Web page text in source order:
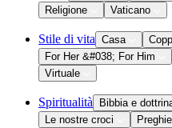
Religione
Vaticano
Stile di vita Casa
For Her &#038; For Him
Virtuale
Spiritualità Bibbia e
Le nostre croci